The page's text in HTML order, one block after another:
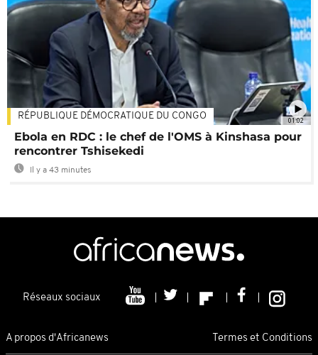
01:02
RÉPUBLIQUE DÉMOCRATIQUE DU CONGO
Ebola en RDC : le chef de l'OMS à Kinshasa pour
rencontrer Tshisekedi
Il y a 43 minutes
Réseaux sociaux
A propos d'Africanews Termes et Conditions